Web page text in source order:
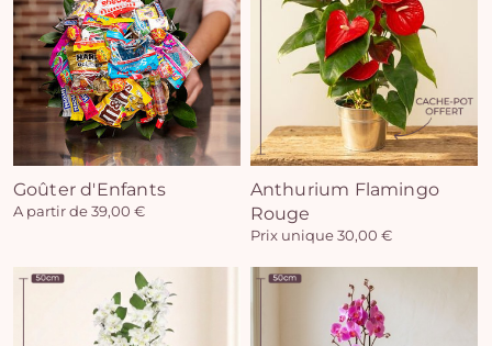
Goûter d'Enfants
A partir de 39,00 €
Anthurium Flamingo
Rouge
Prix unique 30,00 €